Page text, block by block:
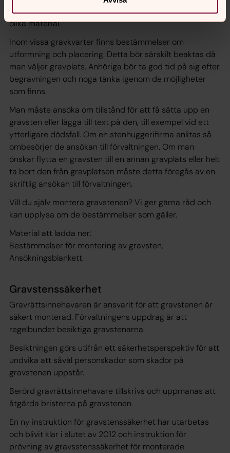
gravanordning på gravplatsen. Gravstenen kan utföras i
olika material.
Inom vissa gravkvarter finns bestämmelser om
utformning och placering. Detta bör särskilt beaktas då
man väljer gravplats. Anhöriga bör ta god tid på sig efter
begravningen och noga tänka igenom de möjligheter
som finns.
Man måste ansöka om tillstånd för att få sätta upp en
gravsten eller lägga till text på den, till exempel vid ett
ytterligare dödsfall. Om en stenhuggerifirma anlitas så
ombesörjer de ansökan till förvaltningen. Om man
önskar flytta en gravsten till en annan gravplats eller helt
ta bort den från gravplatsen måste detta föregås av en
skriftlig ansökan till förvaltningen.
Vill du själv montera gravstenen? Vi ger gärna råd och
kan upplysa om de bestämmelser som gäller.
Material att ladda ner:
Bestämmelser för montering av gravsten,
Ansökningsblankett.
Gravstenssäkerhet
Gravrättsinnehavaren är ansvarit för att gravstenen är
säkert monterad. Förvaltningens uppdrag är att
regelbundet besiktiga gravstenarna.
Besiktningen görs utifrån ett säkerhetsperspektiv för att
undvika att såväl personskador som skador på
gravstenen uppstår.
Berörd gravrättsinnehavare tillskrivs och uppmanas att
åtgärda bristerna på gravstenen.
En ny instruktion för gravstenssäkerhet har utarbetas
och blivit klar i slutet av 2012 och instruktion för
prövning av gravsstenssäkerhet för monterade